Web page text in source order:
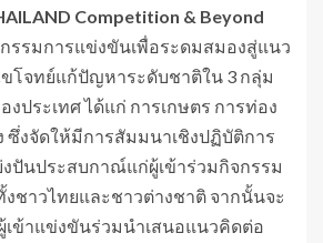
Competition & Beyond
รรมการแข่งขันเพื่อระดมสมองสู่แนว
โจทย์แก้ปัญหาระดับชาติใน 3 กลุ่ม
ประเทศ ได้แก่ การเกษตร การท่อง
ซึ่งจัดให้มีการสัมมนาเชิงปฏิบัติการ
งปันประสบกาณ์แก่ผู้เข้าร่วมกิจกรรม
ชาวไทยและชาวต่างชาติ จากนั้นจะ
ข้าแข่งขันร่วมนำเสนอแนวคิดต่อ